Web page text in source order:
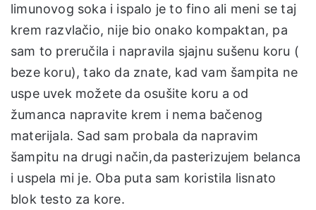
limunovog soka i ispalo je to fino ali meni se taj
krem razvlačio, nije bio onako kompaktan, pa
sam to preručila i napravila sjajnu sušenu koru (
beze koru), tako da znate, kad vam šampita ne
uspe uvek možete da osušite koru a od
žumanca napravite krem i nema bačenog
materijala. Sad sam probala da napravim
šampitu na drugi način,da pasterizujem belanca
i uspela mi je. Oba puta sam koristila lisnato
blok testo za kore.